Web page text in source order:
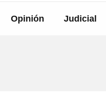
Opinión Judicial